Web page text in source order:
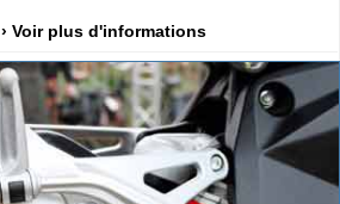
› Voir plus d'informations